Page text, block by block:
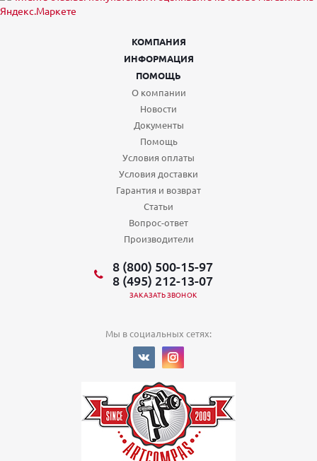
КОМПАНИЯ
ИНФОРМАЦИЯ
ПОМОЩЬ
О компании
Новости
Документы
Помощь
Условия оплаты
Условия доставки
Гарантия и возврат
Статьи
Вопрос-ответ
Производители
8 (800) 500-15-97
8 (495) 212-13-07
ЗАКАЗАТЬ ЗВОНОК
Мы в социальных сетях: